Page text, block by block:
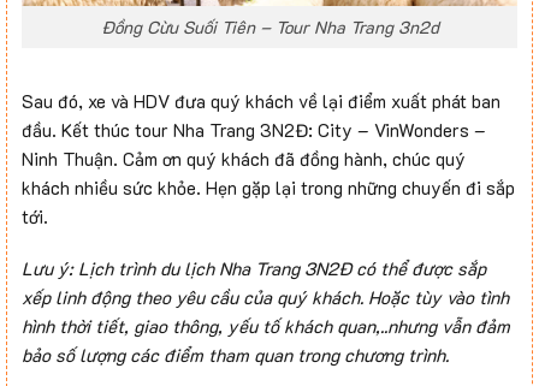
Đồng Cừu Suối Tiên – Tour Nha Trang 3n2d
Sau đó, xe và HDV đưa quý khách về lại điểm xuất phát ban
đầu. Kết thúc tour Nha Trang 3N2Đ: City – VinWonders –
Ninh Thuận. Cảm ơn quý khách đã đồng hành, chúc quý
khách nhiều sức khỏe. Hẹn gặp lại trong những chuyến đi sắp
tới.
Lưu ý: Lịch trình du lịch Nha Trang 3N2Đ có thể được sắp
xếp linh động theo yêu cầu của quý khách. Hoặc tùy vào tình
hình thời tiết, giao thông, yếu tố khách quan,..nhưng vẫn đảm
bảo số lượng các điểm tham quan trong chương trình.